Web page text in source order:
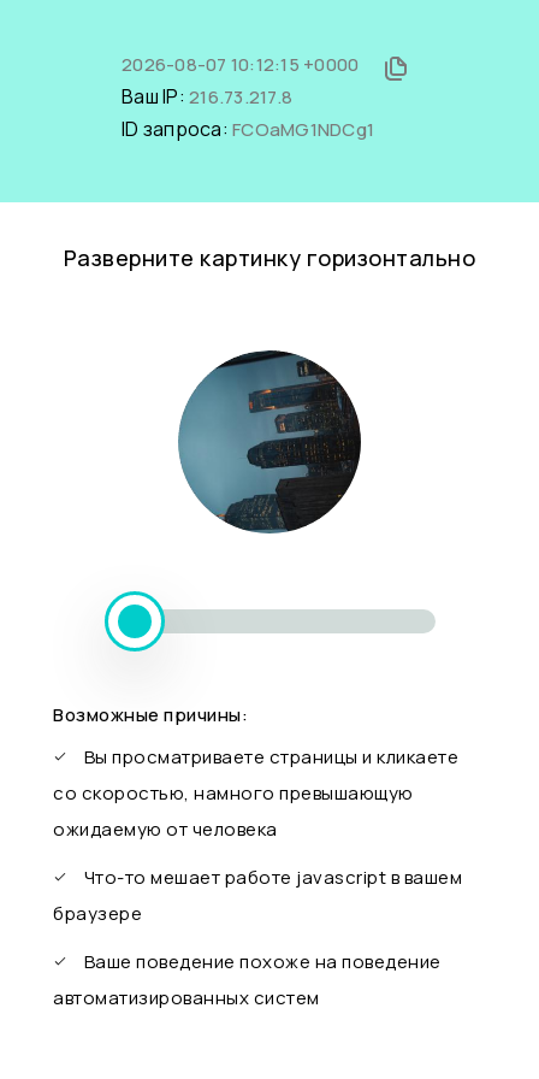
2026-08-07 10:12:15 +0000
Ваш IP: 216.73.217.8
ID запроса: FCOaMG1NDCg1
Разверните картинку горизонтально
Возможные причины:
Вы просматриваете страницы и кликаете
со скоростью, намного превышающую
ожидаемую от человека
Что-то мешает работе javascript в вашем
браузере
Ваше поведение похоже на поведение
автоматизированных систем